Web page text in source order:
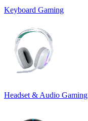
Keyboard Gaming
Headset & Audio Gaming